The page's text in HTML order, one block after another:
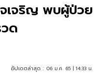
เจริญ พบผู้ป่วย
ด
อัปเดตล่าสุด : 06 ม.ค. 65 | 14:33 น.